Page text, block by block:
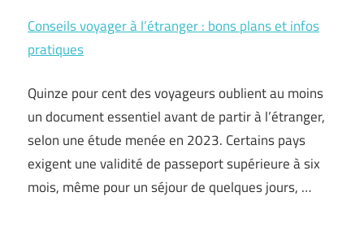
Conseils voyager à l’étranger : bons plans et infos
pratiques
Quinze pour cent des voyageurs oublient au moins
un document essentiel avant de partir à l’étranger,
selon une étude menée en 2023. Certains pays
exigent une validité de passeport supérieure à six
mois, même pour un séjour de quelques jours, …